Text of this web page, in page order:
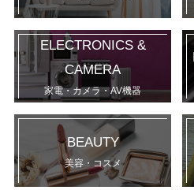
ELECTRONICS &
CAMERA
家電・カメラ・AV機器
BEAUTY
美容・コスメ